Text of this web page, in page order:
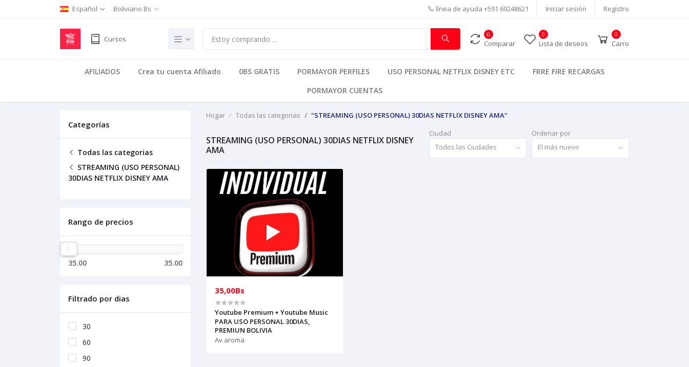
Español Boliviano Bs línea de ayuda +591 69248621 Iniciar sesión Registro
Cursos 0
Comparar
0
Lista de deseos
0
Carro
AFILIADOS Crea tu cuenta Afiliado 0BS GRATIS PORMAYOR PERFILES USO PERSONAL NETFLIX DISNEY ETC
FRRE FIRE RECARGAS
PORMAYOR CUENTAS
Categorías
Todas las categorias
STREAMING (USO PERSONAL)
30DIAS NETFLIX DISNEY AMA
Rango de precios
35.00 35.00
Filtrado por dias
30
60
90
Hogar Todas las categorias "STREAMING (USO PERSONAL) 30DIAS NETFLIX DISNEY AMA"
STREAMING (USO PERSONAL) 30DIAS NETFLIX DISNEY
AMA
Ciudad
Todos las Ciudades
Ordenar por
El más nuevo
35,00Bs
Youtube Premium + Youtube Music
PARA USO PERSONAL 30DIAS,
PREMIUN BOLIVIA
Av aroma